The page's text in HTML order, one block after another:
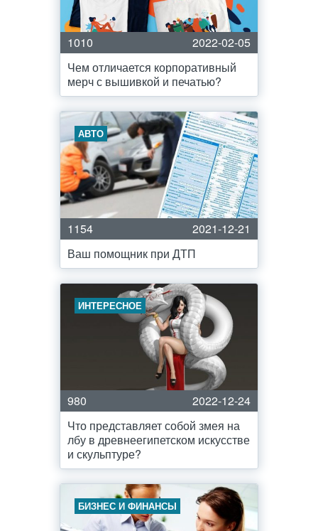
1010
2022-02-05
Чем отличается корпоративный
мерч с вышивкой и печатью?
АВТО
1154
2021-12-21
Ваш помощник при ДТП
ИНТЕРЕСНОЕ
980
2022-12-24
Что представляет собой змея на
лбу в древнеегипетском искусстве
и скульптуре?
БИЗНЕС И ФИНАНСЫ